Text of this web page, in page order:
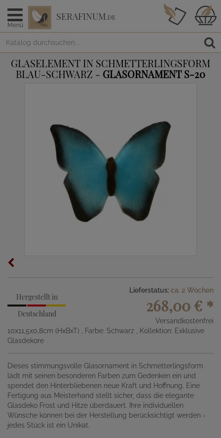
Menü
SERAFINUM.DE
GLASELEMENT IN SCHMETTERLINGSFORM
BLAU-SCHWARZ - GLASORNAMENT S-20
Hergestellt in
Deutschland
Lieferstatus: ca. 2 Wochen
268,00 € *
Versandkostenfrei
10x11,5x0,8cm (HxBxT)
, Farbe: Schwarz
, Kollektion: Exklusive
Glasdekore
Dieses stimmungsvolle Glasornament in Schmetterlingsform
lädt mit seinen besonderen Farben zum Gedenken ein und
spendet den Hinterbliebenen neue Kraft und Hoffnung. Eine
Fertigung aus Meisterhand stellt sicher, dass die elegante
Glasdeko Frost und Hitze überdauert. Ihre individuellen
Wünsche können bei der Herstellung berücksichtigt werden -
jedes Stück ist ein Unikat.